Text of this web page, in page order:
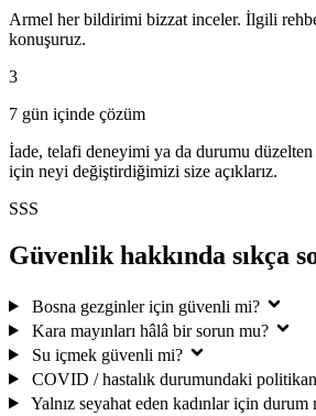
Armel her bildirimi bizzat inceler. İlgili
konuşuruz.
3
7 gün içinde çözüm
İade, telafi deneyimi ya da durumu düzelten
için neyi değiştirdiğimizi size açıklarız.
SSS
Güvenlik hakkında sıkça
Bosna gezginler için güvenli mi?
Kara mayınları hâlâ bir sorun mu?
Su içmek güvenli mi?
COVID / hastalık durumundaki
Yalnız seyahat eden kadınlar için durum